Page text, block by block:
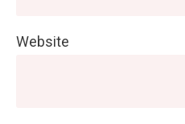
Website